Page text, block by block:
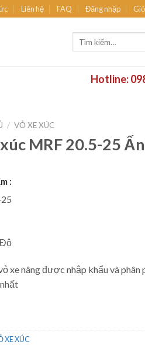
Liên hệ FAQ Đăng nhập
Hotline:
/ VỎ XE XÚC
MRF 20.5-25
:
xe nâng được nhập khẩu và phân
XE XÚC